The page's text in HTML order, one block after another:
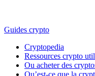
Guides crypto
Cryptopedia
Ressources crypto
Ou acheter des
Qu’est-ce que la